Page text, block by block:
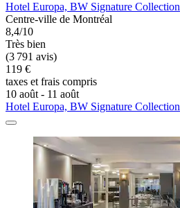
Hotel Europa, BW Signature Collection
Centre-ville de Montréal
8,4/10
Très bien
(3 791 avis)
119 €
taxes et frais compris
10 août - 11 août
Hotel Europa, BW Signature Collection